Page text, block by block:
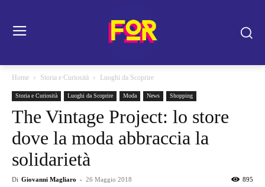
Home Storia e Curiosità Luoghi da Scoprire
Storia e Curiosità Luoghi da Scoprire Moda News Shopping
The Vintage Project: lo store
dove la moda abbraccia la
solidarietà
Di Giovanni Magliaro - 26 Maggio 2018 895